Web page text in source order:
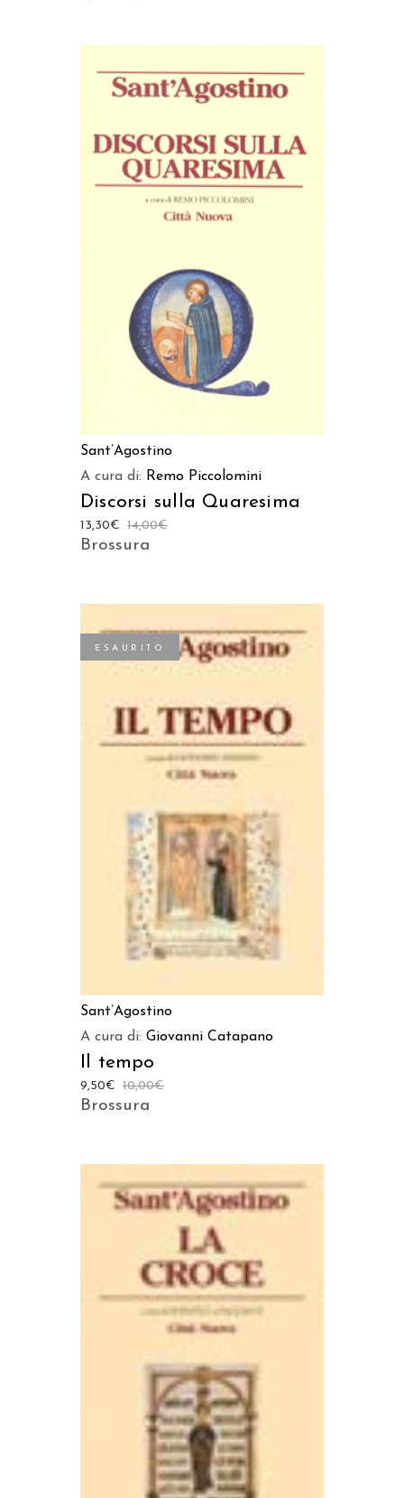
Sant’Agostino
A cura di: Remo Piccolomini
Discorsi sulla Quaresima
14,00€
13,30€
Brossura
ESAURITO
Sant’Agostino
A cura di: Giovanni Catapano
Il tempo
10,00€
9,50€
Brossura